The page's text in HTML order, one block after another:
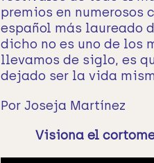
premios en numerosos
español más laureado
dicho no es uno de los
llevamos de siglo, es
dejado ser la vida
Por Joseja Martínez
Visiona el